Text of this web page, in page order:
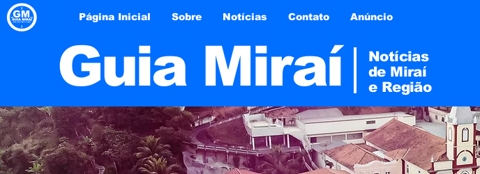
Página Inicial Sobre Notícias Contato Anúncio
Guia Miraí
Notícias
de Miraí
e Região